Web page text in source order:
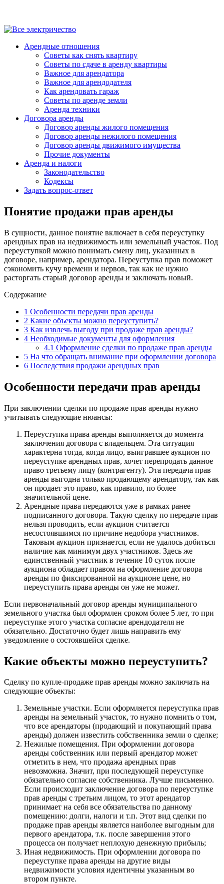
Арендные отношения
Советы как снять квартиру
Советы по сдаче в аренду квартиры
Важное для арендатора
Важное для арендодателя
Как арендовать гараж
Советы по аренде земли
Аренда техники
Договора аренды
Договор аренды жилого помещения
Договор аренды нежилого помещения
Договор аренды движимого имущества
Прочие документы
Аренда и налоги
Законодательство
Кодексы
Задать вопрос-ответ
Понятие продажи прав аренды
В сущности, данное понятие включает в себя переуступку
арендных прав на недвижимость или земельный участок. Под
переуступкой можно понимать смену лиц, указанных в
договоре, например, арендатора. Переуступка прав поможет
сэкономить кучу времени и нервов, так как не нужно
расторгать старый договор аренды и заключать новый.
Содержание
1 Особенности передачи прав аренды
2 Какие объекты можно переуступить?
3 Как извлечь выгоду при продаже прав аренды?
4 Необходимые документы для оформления
4.1 Оформление сделки по продаже прав аренды
5 На что обращать внимание при оформлении договора
6 Последствия продажи арендных прав
Особенности передачи прав аренды
При заключении сделки по продаже прав аренды нужно
учитывать следующие нюансы:
Переуступка права аренды выполняется до момента
заключения договора с владельцем. Эта ситуация
характерна тогда, когда лицо, выигравшее аукцион по
переуступке арендных прав, хочет перепродать данное
право третьему лицу (контрагенту). Эта передача прав
аренды выгодна только продающему арендатору, так как
он продает это право, как правило, по более
значительной цене.
Арендные права передаются уже в рамках ранее
подписанного договора. Такую сделку по передаче прав
нельзя проводить, если аукцион считается
несостоявшимся по причине недобора участников.
Таковым аукцион признается, если не удалось добиться
наличие как минимум двух участников. Здесь же
единственный участник в течение 10 суток после
аукциона обладает правом на оформление договора
аренды по фиксированной на аукционе цене, но
переуступить права аренды он уже не может.
Если первоначальный договор аренды муниципального
земельного участка был оформлен сроком более 5 лет, то при
переуступке этого участка согласие арендодателя не
обязательно. Достаточно будет лишь направить ему
уведомление о состоявшейся сделке.
Какие объекты можно переуступить?
Сделку по купле-продаже прав аренды можно заключать на
следующие объекты:
Земельные участки. Если оформляется переуступка прав
аренды на земельный участок, то нужно помнить о том,
что все арендаторы (продающий и покупающий права
аренды) должен известить собственника земли о сделке;
Нежилые помещения. При оформлении договора
аренды собственник или первый арендатор может
отметить в нем, что продажа арендных прав
невозможна. Значит, при последующей переуступке
обязательно согласие собственника. Лучше письменно.
Если происходит заключение договора по переуступке
прав аренды с третьим лицом, то этот арендатор
принимает на себя все обязательства по данному
помещению: долги, налоги и т.п. Этот вид сделки по
продаже прав аренды является наиболее выгодным для
первого арендатора, т.к. после завершения этого
процесса он получает неплохую денежную прибыль;
Иная недвижимость. При оформлении договора по
переуступке права аренды на другие виды
недвижимости условия идентичны указанным во
втором пункте.